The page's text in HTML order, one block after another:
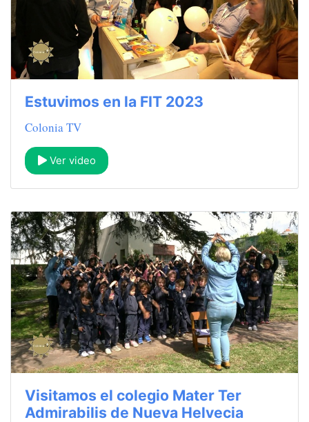
Estuvimos en la FIT 2023
Colonia TV
Ver video
Visitamos el colegio Mater Ter
Admirabilis de Nueva Helvecia